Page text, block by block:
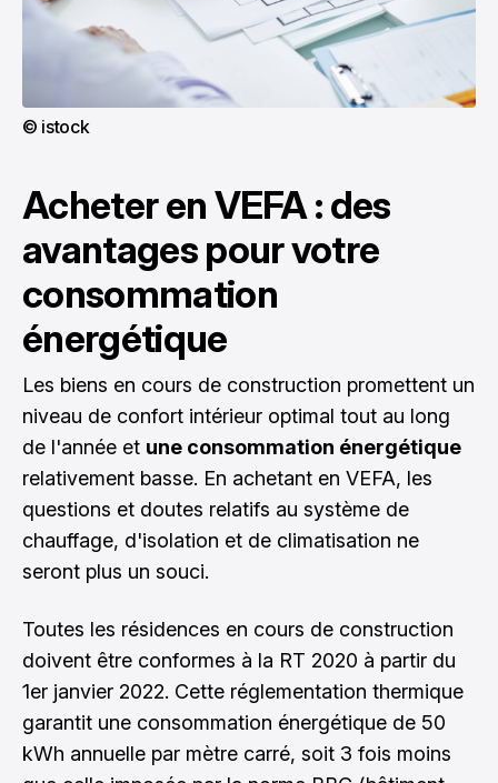
© istock
Acheter en VEFA : des
avantages pour votre
consommation
énergétique
Les biens en cours de construction promettent un
niveau de confort intérieur optimal tout au long
de l'année et une consommation énergétique
relativement basse. En achetant en VEFA, les
questions et doutes relatifs au système de
chauffage, d'isolation et de climatisation ne
seront plus un souci.
Toutes les résidences en cours de construction
doivent être conformes à la RT 2020 à partir du
1er janvier 2022. Cette réglementation thermique
garantit une consommation énergétique de 50
kWh annuelle par mètre carré, soit 3 fois moins